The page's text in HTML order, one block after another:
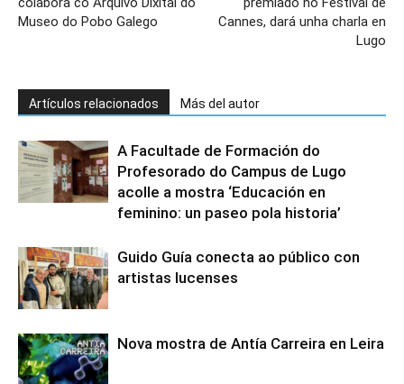
Museo do Pobo Galego
Cannes, dará unha charla en
Lugo
Artículos relacionados Más del autor
A Facultade de Formación do
Profesorado do Campus de Lugo
acolle a mostra ‘Educación en
feminino: un paseo pola historia’
Guido Guía conecta ao público con
artistas lucenses
Nova mostra de Antía Carreira en Leira